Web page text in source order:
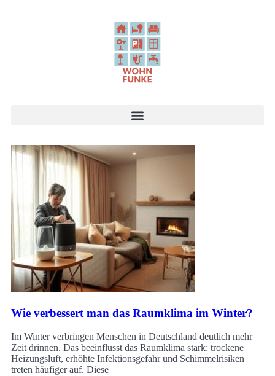
Wie verbessert man das Raumklima im Winter?
Im Winter verbringen Menschen in Deutschland deutlich mehr
Zeit drinnen. Das beeinflusst das Raumklima stark: trockene
Heizungsluft, erhöhte Infektionsgefahr und Schimmelrisiken
treten häufiger auf. Diese